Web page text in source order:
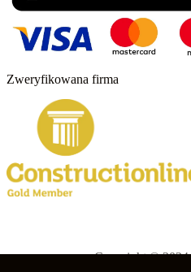
Zweryfikowana firma
Copyright ©